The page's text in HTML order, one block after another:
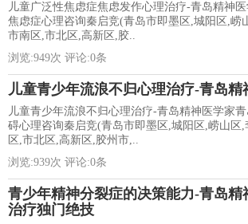
儿童广泛性焦虑症焦虑发作心理治疗-青岛精神
焦虑症心理咨询秦启竞(青岛市即墨区,城阳区,崂
市南区,市北区,高新区,胶..
浏览:949次 评论:0条
儿童青少年流浪不归心理治疗-青岛精
儿童青少年流浪不归心理治疗-青岛精神医学家
碍心理咨询秦启竞(青岛市即墨区,城阳区,崂山区
区,市北区,高新区,胶州市,..
浏览:939次 评论:0条
青少年精神分裂症的决策能力-青岛精
治疗独门绝技